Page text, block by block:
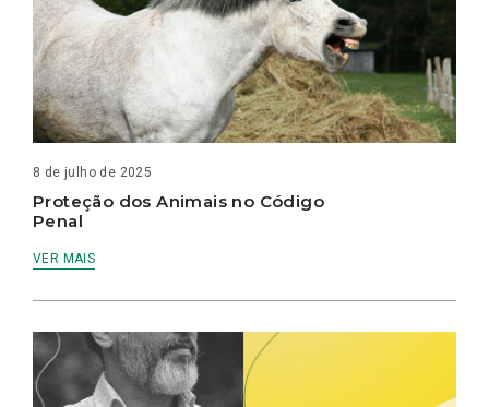
8 de julho de 2025
Proteção dos Animais no Código
Penal
VER MAIS